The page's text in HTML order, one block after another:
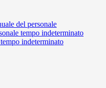
del personale
tempo indeterminato
indeterminato